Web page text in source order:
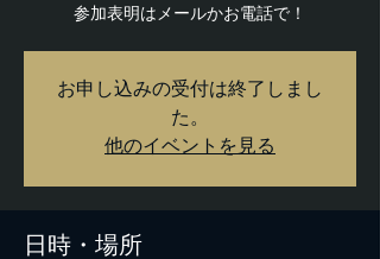
参加表明はメールかお電話で！
お申し込みの受付は終了しまし
た。
他のイベントを見る
日時・場所